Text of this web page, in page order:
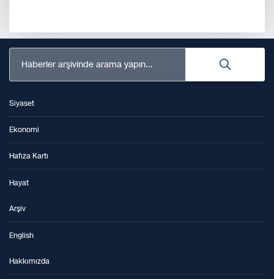
Haberler arşivinde arama yapın...
Siyaset
Ekonomi
Hafıza Kartı
Hayat
Arşiv
English
Hakkımızda